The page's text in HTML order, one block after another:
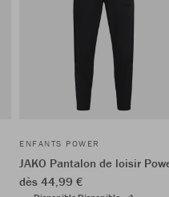
ENFANTS POWER
JAKO Pantalon de loisir
dès 44,99 €